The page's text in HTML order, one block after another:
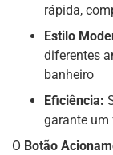
rápida,
Estilo
diferentes
banheiro
Eficiência:
garante um
O Botão